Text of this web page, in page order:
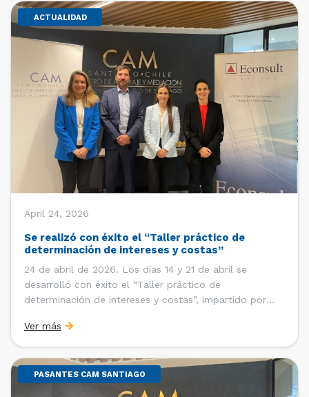
ACTUALIDAD
April 24, 2026
Se realizó con éxito el “Taller práctico de
determinación de intereses y costas”
24 de abril de 2026. Los días 14 y 21 de abril se
desarrolló con éxito el “Taller práctico de
determinación de intereses y costas”, impartido por
Universidad Católica de Chile y Magíster en Economía
de la Universidad de Chicago) y María Luisa Petitpas
[…]
Ver más
PASANTES CAM SANTIAGO